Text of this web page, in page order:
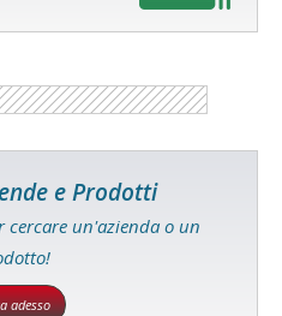
e Prodotti
cercare un'azienda o un
adesso